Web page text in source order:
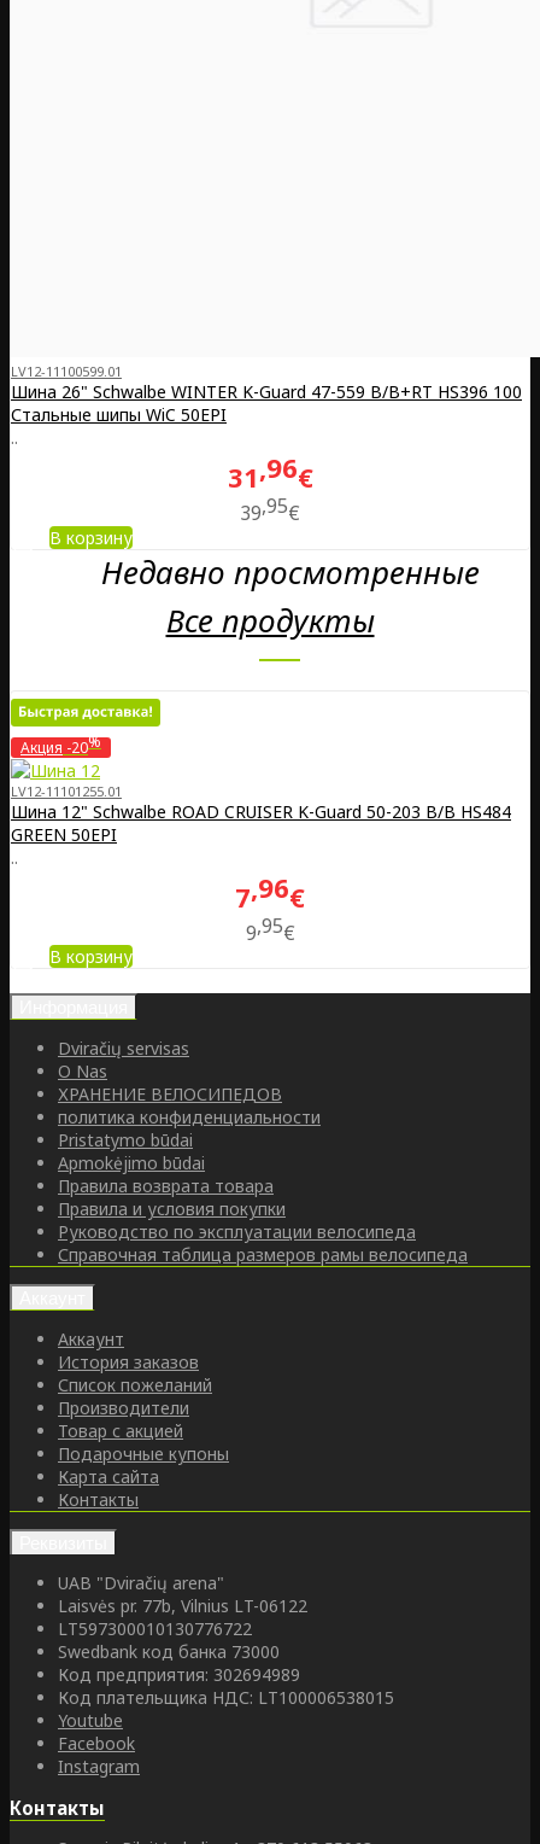
LV12-11100599.01
Шина 26" Schwalbe WINTER K-Guard 47-559 B/B+RT HS396 100
Стальные шипы WiC 50EPI
..
31 96€
39 95€
В корзину
Недавно просмотренные
Все продукты
Акция -20%
LV12-11101255.01
Шина 12" Schwalbe ROAD CRUISER K-Guard 50-203 B/B HS484
GREEN 50EPI
..
7 96€
9 95€
В корзину
Dviračių servisas
O Nas
ХРАНЕНИЕ ВЕЛОСИПЕДОВ
политика конфиденциальности
Pristatymo būdai
Apmokėjimo būdai
Правила возврата товара
Правила и условия покупки
Руководство по эксплуатации велосипеда
Справочная таблица размеров рамы велосипеда
Аккаунт
История заказов
Список пожеланий
Производители
Товар с акцией
Подарочные купоны
Карта сайта
Контакты
UAB "Dviračių arena"
Laisvės pr. 77b, Vilnius LT-06122
LT597300010130776722
Swedbank код банка 73000
Код предприятия: 302694989
Код плательщика НДС: LT100006538015
Youtube
Facebook
Instagram
Контакты